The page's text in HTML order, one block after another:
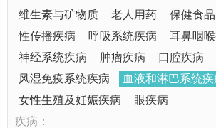
维生素与矿物质
老人用药 保健食品
性传播疾病
呼吸系统疾病
耳鼻咽
神经系统疾病
肿瘤疾病 口腔疾病
风湿免疫系统疾病
血液和淋巴系统疾
女性生殖及妊娠疾病
眼疾病
疾病：